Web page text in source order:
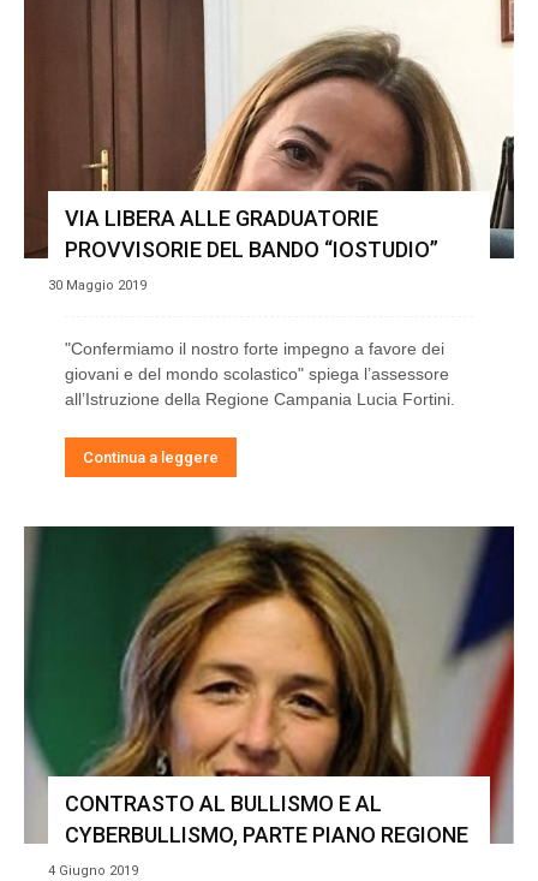
VIA LIBERA ALLE GRADUATORIE
PROVVISORIE DEL BANDO “IOSTUDIO”
30 Maggio 2019
"Confermiamo il nostro forte impegno a favore dei
giovani e del mondo scolastico" spiega l’assessore
all’Istruzione della Regione Campania Lucia Fortini.
Continua a leggere
CONTRASTO AL BULLISMO E AL
CYBERBULLISMO, PARTE PIANO REGIONE
4 Giugno 2019